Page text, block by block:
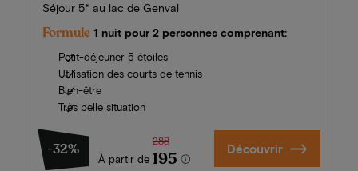
Séjour 5* au lac de Genval
Formule 1 nuit pour 2 personnes comprenant:
Petit-déjeuner 5 étoiles
Utilisation des courts de tennis
Bien-être
Très belle situation
-32%
À partir de
288
195 Découvrir